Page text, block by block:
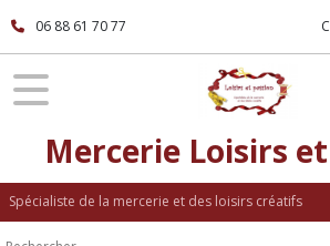
06 88 61 70 77
Mercerie Loisirs
Spécialiste de la mercerie et des loisirs créatifs